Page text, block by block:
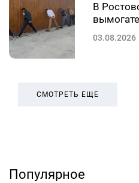
В
03.08.2026
СМОТРЕТЬ ЕЩЕ
Популярное